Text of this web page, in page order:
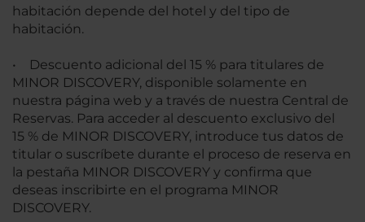
habitación depende del hotel y del tipo de
habitación.
• Descuento adicional del 15 % para titulares de
MINOR DISCOVERY, disponible solamente en
nuestra página web y a través de nuestra Central de
Reservas. Para acceder al descuento exclusivo del
15 % de MINOR DISCOVERY, introduce tus datos de
titular o suscríbete durante el proceso de reserva en
la pestaña MINOR DISCOVERY y confirma que
deseas inscribirte en el programa MINOR
DISCOVERY.